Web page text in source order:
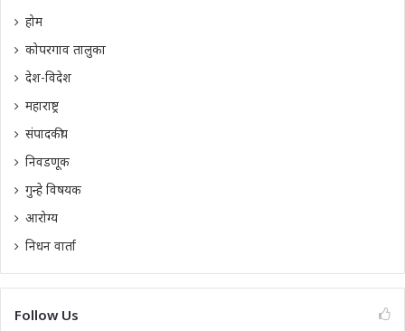
होम
कोपरगाव तालुका
देश-विदेश
महाराष्ट्र
संपादकीय
निवडणूक
गुन्हे विषयक
आरोग्य
निधन वार्ता
Follow Us